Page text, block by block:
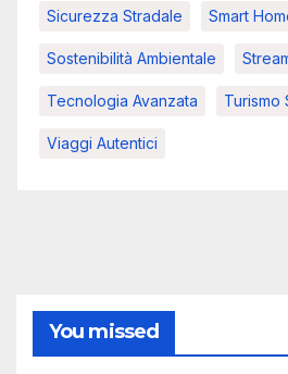
Sicurezza Stradale Smart
Sostenibilità Ambientale
Tecnologia Avanzata Turismo
Viaggi Autentici
You missed